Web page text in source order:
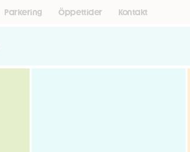
Parkering Öppettider Kontakt